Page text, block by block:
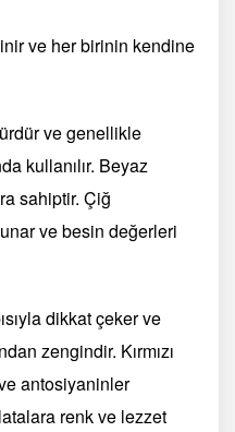
ve her birinin kendine
ve genellikle
kullanılır. Beyaz
sahiptir. Çiğ
ve besin değerleri
dikkat çeker ve
zengindir. Kırmızı
antosiyaninler
renk ve lezzet